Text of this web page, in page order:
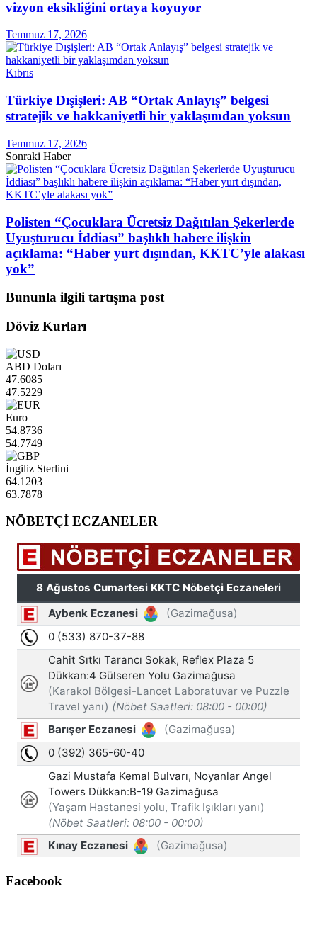
vizyon eksikliğini ortaya koyuyor
Temmuz 17, 2026
Kıbrıs
Türkiye Dışişleri: AB “Ortak Anlayış” belgesi
stratejik ve hakkaniyetli bir yaklaşımdan yoksun
Temmuz 17, 2026
Sonraki Haber
Polisten “Çocuklara Ücretsiz Dağıtılan Şekerlerde
Uyuşturucu İddiası” başlıklı habere ilişkin
açıklama: “Haber yurt dışından, KKTC’yle alakası
yok”
Bununla ilgili tartışma post
Döviz Kurları
ABD Doları
47.6085
47.5229
Euro
54.8736
54.7749
İngiliz Sterlini
64.1203
63.7878
NÖBETÇİ ECZANELER
Facebook